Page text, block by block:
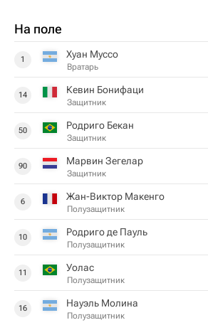
На поле
1 Хуан Муссо
Вратарь
14 Кевин Бонифаци
Защитник
50 Родриго Бекан
Защитник
90 Марвин Зегелар
Защитник
6 Жан-Виктор Макенго
Полузащитник
10 Родриго де Пауль
Полузащитник
11 Уолас
Полузащитник
16 Науэль Молина
Полузащитник